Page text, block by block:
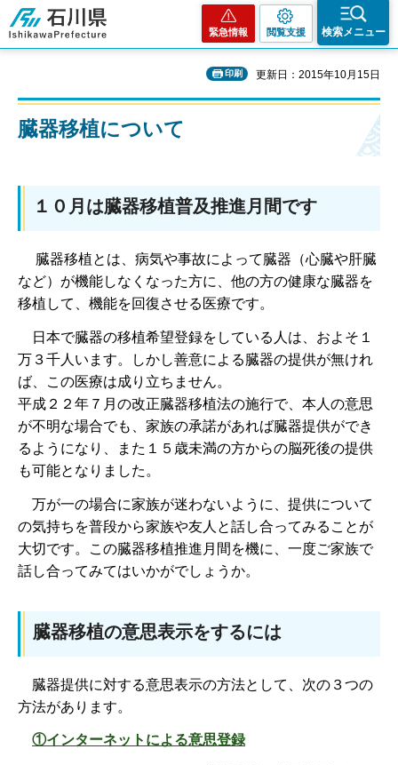
石川県
緊急情報 閲覧支援 検索メニュー
印刷 更新日：2015年10月15日
臓器移植について
１０月は臓器移植普及推進月間です
臓器移植とは、病気や事故によって臓器（心臓や肝臓
など）が機能しなくなった方に、他の方の健康な臓器を
移植して、機能を回復させる医療です。
日本で臓器の移植希望登録をしている人は、およそ１
万３千人います。しかし善意による臓器の提供が無けれ
ば、この医療は成り立ちません。
平成２２年７月の改正臓器移植法の施行で、本人の意思
が不明な場合でも、家族の承諾があれば臓器提供ができ
るようになり、また１５歳未満の方からの脳死後の提供
も可能となりました。
万が一の場合に家族が迷わないように、提供について
の気持ちを普段から家族や友人と話し合ってみることが
大切です。この臓器移植推進月間を機に、一度ご家族で
話し合ってみてはいかがでしょうか。
臓器移植の意思表示をするには
臓器提供に対する意思表示の方法として、次の３つの
方法があります。
①インターネットによる意思登録